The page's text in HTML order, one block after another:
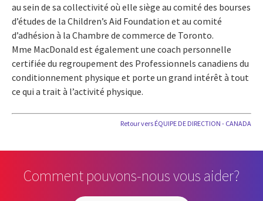
au sein de sa collectivité où elle siège au comité des bourses
d’études de la Children’s Aid Foundation et au comité
d’adhésion à la Chambre de commerce de Toronto.
Mme MacDonald est également une coach personnelle
certifiée du regroupement des Professionnels canadiens du
conditionnement physique et porte un grand intérêt à tout
ce qui a trait à l’activité physique.
Retour vers ÉQUIPE DE DIRECTION - CANADA
Comment pouvons-nous vous aider?